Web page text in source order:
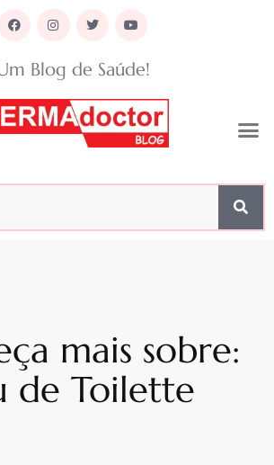
Blog de Saúde!
mais sobre:
de Toilette